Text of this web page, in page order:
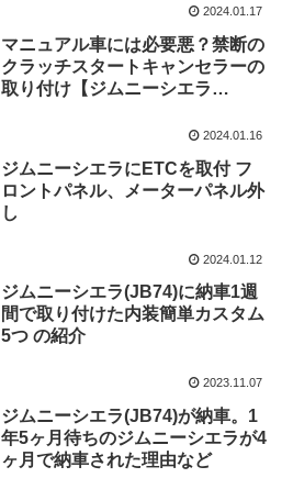
2024.01.17
マニュアル車には必要悪？禁断の
クラッチスタートキャンセラーの
取り付け【ジムニーシエラ
2024.01.16
ジムニーシエラにETCを取付 フ
ロントパネル、メーターパネル外
し
2024.01.12
ジムニーシエラ(JB74)に納車1週
間で取り付けた内装簡単カスタム
5つ の紹介
2023.11.07
ジムニーシエラ(JB74)が納車。1
年5ヶ月待ちのジムニーシエラが4
ヶ月で納車された理由など